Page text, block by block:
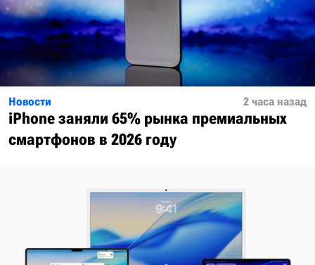
Новости 2 часа назад
iPhone заняли 65% рынка премиальных
смартфонов в 2026 году